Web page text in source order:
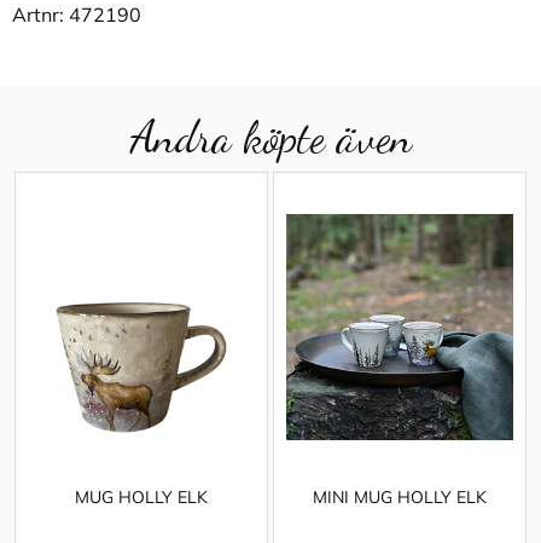
Artnr: 472190
Andra köpte även
MUG HOLLY ELK MINI MUG HOLLY ELK